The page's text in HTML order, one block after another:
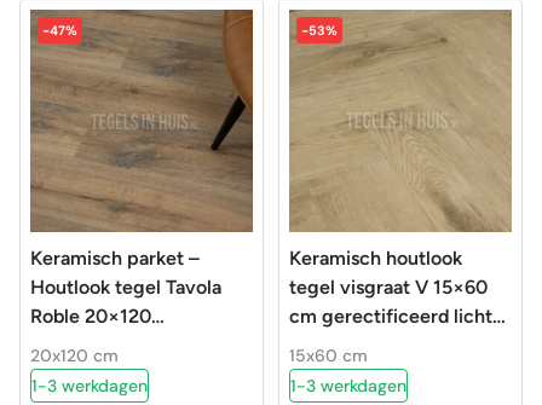
was:
79,95.
is:
32,95.
was:
64,95.
is:
33,95.
-47%
Keramisch parket –
Houtlook tegel Tavola
Roble 20×120
gerectificeerd R10
20x120 cm
1-3 werkdagen
-53%
Keramisch houtlook
tegel visgraat V 15×60
cm gerectificeerd licht
bruin eiken
15x60 cm
1-3 werkdagen